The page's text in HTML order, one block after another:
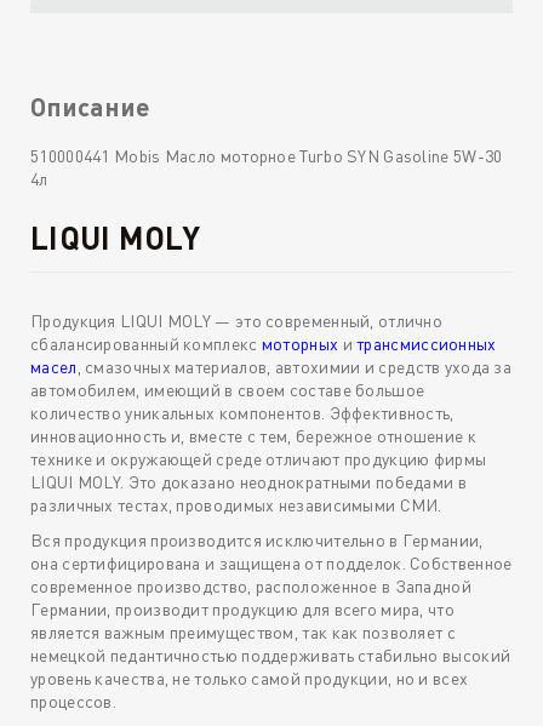
Описание
510000441 Mobis Масло моторное Turbo SYN Gasoline 5W-30
4л
LIQUI MOLY
Продукция LIQUI MOLY — это современный, отлично
сбалансированный комплекс моторных итрансмиссионных
масел , смазочных материалов, автохимии и средств ухода за
автомобилем, имеющий в своем составе большое
количество уникальных компонентов. Эффективность,
инновационность и, вместе с тем, бережное отношение к
технике и окружающей среде отличают продукцию фирмы
LIQUI MOLY. Это доказано неоднократными победами в
различных тестах, проводимых независимыми СМИ.
Вся продукция производится исключительно в Германии,
она сертифицирована и защищена от подделок. Собственное
современное производство, расположенное в Западной
Германии, производит продукцию для всего мира, что
является важным преимуществом, так как позволяет с
немецкой педантичностью поддерживать стабильно высокий
уровень качества, не только самой продукции, но и всех
процессов.